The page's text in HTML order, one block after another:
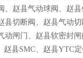
、赵县气动球阀、赵
县切断阀、赵县气动
动闸门、赵县软密封
县SMC、赵县YTC